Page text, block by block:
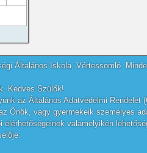
Általános Iskola, Vértessomló.
Kedves Szülők!
az Általános Adatvédelmi
Önök, vagy gyermekeik személyes
valamelyikén